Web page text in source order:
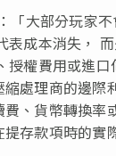
「大部分玩家
表成本消失，
授權費用或進
處理商的邊際
、貨幣轉換率
存款項時的實